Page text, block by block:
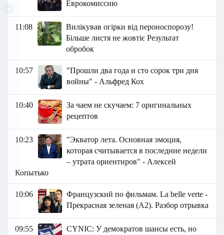
Еврокомиссию
11:08
Вилікував огірки від пероноспорозу!
Більше листя не жовтіє Результат
обробок
10:57
"Прошли два года и сто сорок три дня
войны" - Альфред Кох
10:40
За чаем не скучаем: 7 оригинальных
рецептов
10:23
"Экватор лета. Основная эмоция,
которая считывается в последние недели
– утрата ориентиров" - Алексей
Копытько
10:06
Французский по фильмам. La belle verte -
Прекрасная зеленая (А2). Разбор отрывка
09:55
СYNIC: У демократов шансы есть, но